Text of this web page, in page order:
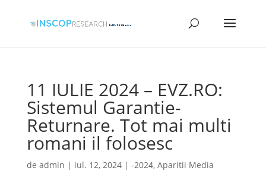
11 IULIE 2024 – EVZ.RO:
Sistemul Garantie-
Returnare. Tot mai multi
romani il folosesc
de admin | iul. 12, 2024| -2024, Aparitii Media